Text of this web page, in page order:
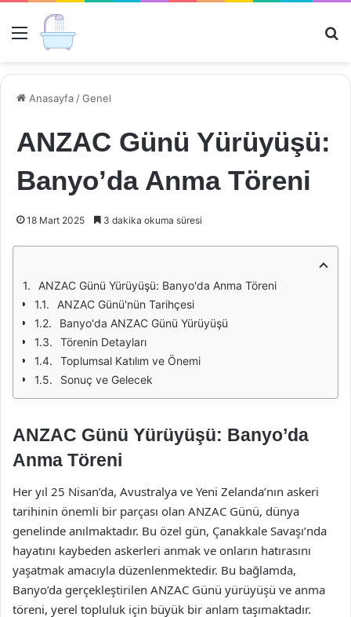
Menü
Anasayfa /Genel
ANZAC Günü Yürüyüşü:
Banyo’da Anma Töreni
18 Mart 2025 3 dakika okuma süresi
ANZAC Günü Yürüyüşü: Banyo'da Anma Töreni
ANZAC Günü'nün Tarihçesi
Banyo'da ANZAC Günü Yürüyüşü
Törenin Detayları
Toplumsal Katılım ve Önemi
Sonuç ve Gelecek
ANZAC Günü Yürüyüşü: Banyo’da
Anma Töreni
Her yıl 25 Nisan’da, Avustralya ve Yeni Zelanda’nın askeri
tarihinin önemli bir parçası olan ANZAC Günü, dünya
genelinde anılmaktadır. Bu özel gün, Çanakkale Savaşı’nda
hayatını kaybeden askerleri anmak ve onların hatırasını
yaşatmak amacıyla düzenlenmektedir. Bu bağlamda,
Banyo’da gerçekleştirilen ANZAC Günü yürüyüşü ve anma
töreni, yerel topluluk için büyük bir anlam taşımaktadır.